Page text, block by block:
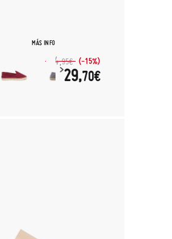
MÁS INFO
34,95€ (-15%)
29,70€